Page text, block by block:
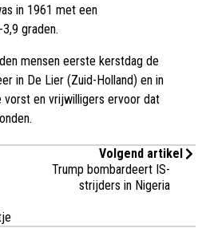
in 1961 met een
graden.
mensen eerste kerstdag de
in De Lier (Zuid-Holland) en in
en vrijwilligers ervoor dat
Volgend artikel
Trump bombardeert IS-
strijders in Nigeria